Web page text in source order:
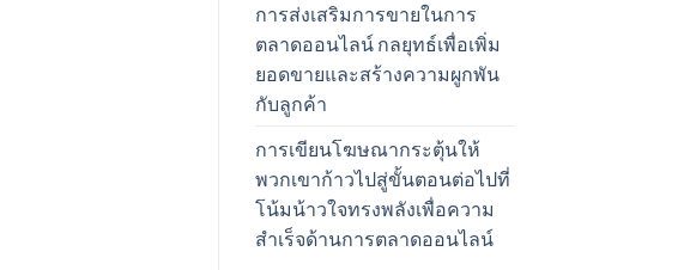
การส่งเสริมการขายในการ
ตลาดออนไลน์ กลยุทธ์เพื่อเพิ่ม
ยอดขายและสร้างความผูกพัน
กับลูกค้า
การเขียนโฆษณากระตุ้นให้
พวกเขาก้าวไปสู่ขั้นตอนต่อไปที่
โน้มน้าวใจทรงพลังเพื่อความ
สำเร็จด้านการตลาดออนไลน์